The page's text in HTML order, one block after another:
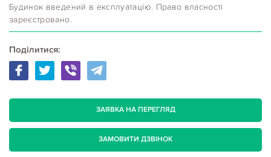
Будинок введений в експлуатацію. Право власності
зареєстровано.
Поділитися:
ЗАЯВКА НА ПЕРЕГЛЯД
ЗАМОВИТИ ДЗВІНОК